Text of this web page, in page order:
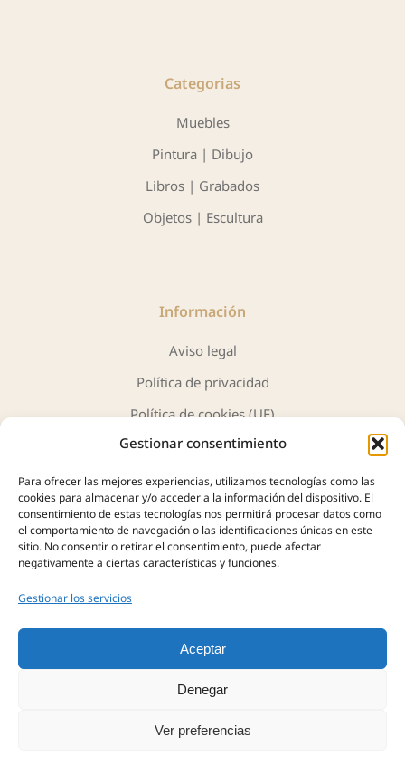
Gestionar consentimiento
Para ofrecer las mejores experiencias, utilizamos tecnologías como las
cookies para almacenar y/o acceder a la información del dispositivo. El
consentimiento de estas tecnologías nos permitirá procesar datos como
el comportamiento de navegación o las identificaciones únicas en este
sitio. No consentir o retirar el consentimiento, puede afectar
negativamente a ciertas características y funciones.
Gestionar los servicios
Aceptar
Denegar
Ver preferencias
Categorias
Muebles
Pintura | Dibujo
Libros | Grabados
Objetos | Escultura
Información
Aviso legal
Política de privacidad
Política de cookies (UE)
JH Antigüedades y Arteofrece una cuidada selección de
piezas únicas, obras de arte y objetos con historia. Más de
40 años de experiencia nos avalan en la compra, tasación y
venta de antigüedades, siempre con profesionalidad,